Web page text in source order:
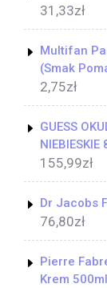
31,33zł
Multifan
(Smak
2,75zł
GUESS
155,99zł
Dr Jacobs
76,80zł
Pierre
Krem 500ml